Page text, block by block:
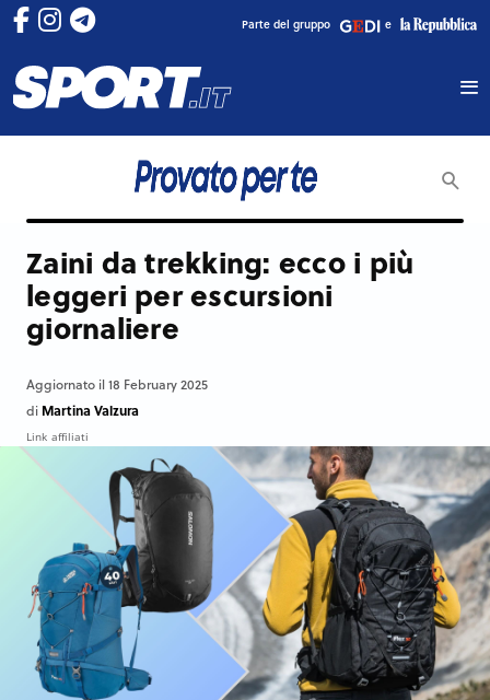
Parte del gruppo e
Zaini da trekking: ecco i più
leggeri per escursioni
giornaliere
Aggiornato il 18 February 2025
di Martina Valzura
Link affiliati